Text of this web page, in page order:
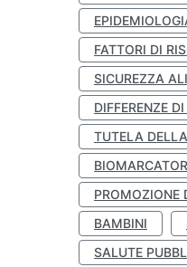
FATTORI DI
SICUREZZA
DIFFERENZE DI
TUTELA
PROMOZIONE
BAMBINI
SALUTE